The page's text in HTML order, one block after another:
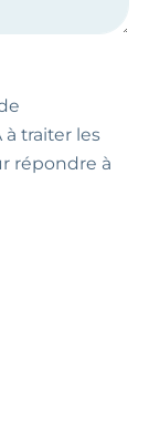
à traiter les
répondre à